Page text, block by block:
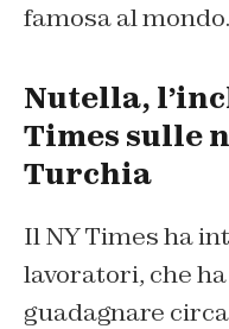
famosa al mondo.
Nutella,
Times sulle
Turchia
Il NY Times ha
lavoratori, che
guadagnare circa